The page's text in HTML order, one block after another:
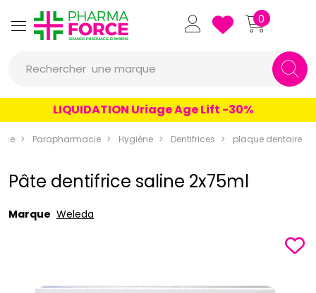
Pharmaforce Grande Pharmacie
0
Rechercher
un produit
une marque
LIQUIDATION Uriage Age Lift -30%
Parapharmacie Hygiène Dentifrices plaque dentaire
Pâte dentifrice saline 2x75ml
Marque Weleda